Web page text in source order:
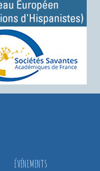
ÉVÉNEMENTS